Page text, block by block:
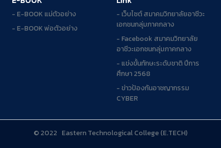
- E-BOOK แม่ตัวอย่าง
- E-BOOK พ่อตัวอย่าง
- เว็บไซต์ สมาคมวิทยาลัยอาชีวะ
เอกชนกลุ่มภาคกลาง
- Facebook สมาคมวิทยาลัย
อาชีวะเอกชนกลุ่มภาคกลาง
- แข่งขั้นทักษะระดับชาติ ปีการ
ศึกษา 2568
- ข่าวป้องกันอาชญากรรม
CYBER
© 2022 Eastern Technological College (E.TECH)